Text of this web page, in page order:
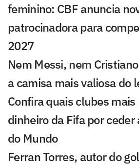
feminino: CBF anuncia
patrocinadora para
2027
Nem Messi, nem
a camisa mais valiosa do
Confira quais clubes
dinheiro da Fifa por ceder
do Mundo
Ferran Torres, autor do